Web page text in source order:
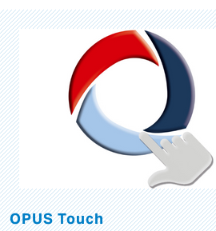
OPUS Touch